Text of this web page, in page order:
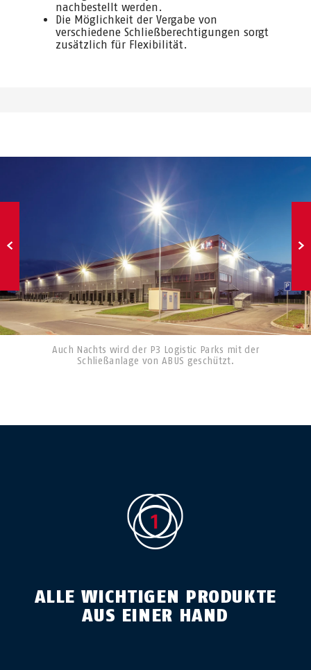
nachbestellt werden.
Die Möglichkeit der Vergabe von
verschiedene Schließberechtigungen sorgt
zusätzlich für Flexibilität.
Auch Nachts wird der P3 Logistic Parks mit der
Schließanlage von ABUS geschützt.
ALLE WICHTIGEN PRODUKTE
AUS EINER HAND